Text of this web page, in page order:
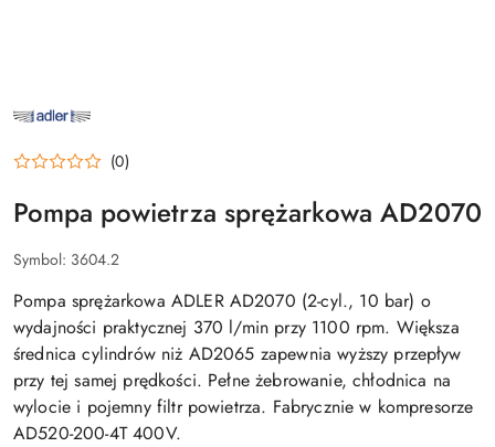
PRODUCENTA:
ADLER
(0)
Pompa powietrza sprężarkowa AD2070
Symbol: 3604.2
Pompa sprężarkowa ADLER AD2070 (2-cyl., 10 bar) o
wydajności praktycznej 370 l/min przy 1100 rpm. Większa
średnica cylindrów niż AD2065 zapewnia wyższy przepływ
przy tej samej prędkości. Pełne żebrowanie, chłodnica na
wylocie i pojemny filtr powietrza. Fabrycznie w kompresorze
AD520-200-4T 400V.